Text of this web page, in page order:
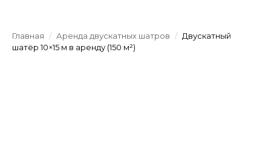
Главная / Аренда двускатных шатров / Двускатный
шатёр 10×15 м в аренду (150 м²)